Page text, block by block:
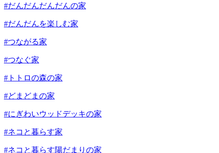
#だんだんだんだんの家
#だんだんを楽しむ家
#つながる家
#つなぐ家
#トトロの森の家
#どまどまの家
#にぎわいウッドデッキの家
#ネコと暮らす家
#ネコと暮らす陽だまりの家